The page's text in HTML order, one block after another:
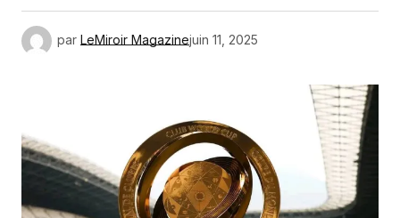
par LeMiroir Magazinejuin 11, 2025